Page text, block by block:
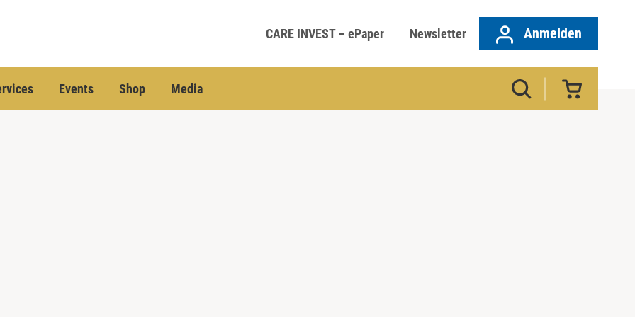
CARE INVEST – ePaper Newsletter Anmelden
Events Shop Media